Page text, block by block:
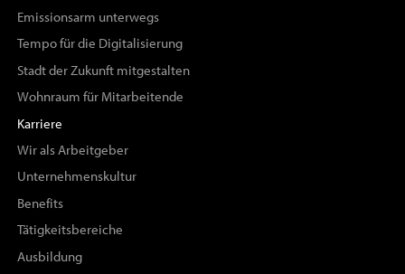
Emissionsarm unterwegs
Tempo für die Digitalisierung
Stadt der Zukunft mitgestalten
Wohnraum für Mitarbeitende
Karriere
Wir als Arbeitgeber
Unternehmenskultur
Benefits
Tätigkeitsbereiche
Ausbildung